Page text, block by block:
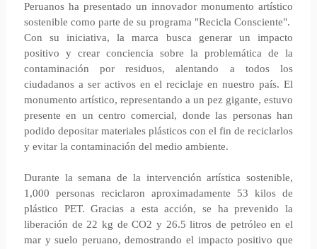
Peruanos ha presentado un innovador monumento artístico
sostenible como parte de su programa "Recicla Consciente".
Con su iniciativa, la marca busca generar un impacto
positivo y crear conciencia sobre la problemática de la
contaminación por residuos, alentando a todos los
ciudadanos a ser activos en el reciclaje en nuestro país. El
monumento artístico, representando a un pez gigante, estuvo
presente en un centro comercial, donde las personas han
podido depositar materiales plásticos con el fin de reciclarlos
y evitar la contaminación del medio ambiente.
Durante la semana de la intervención artística sostenible,
1,000 personas reciclaron aproximadamente 53 kilos de
plástico PET. Gracias a esta acción, se ha prevenido la
liberación de 22 kg de CO2 y 26.5 litros de petróleo en el
mar y suelo peruano, demostrando el impacto positivo que